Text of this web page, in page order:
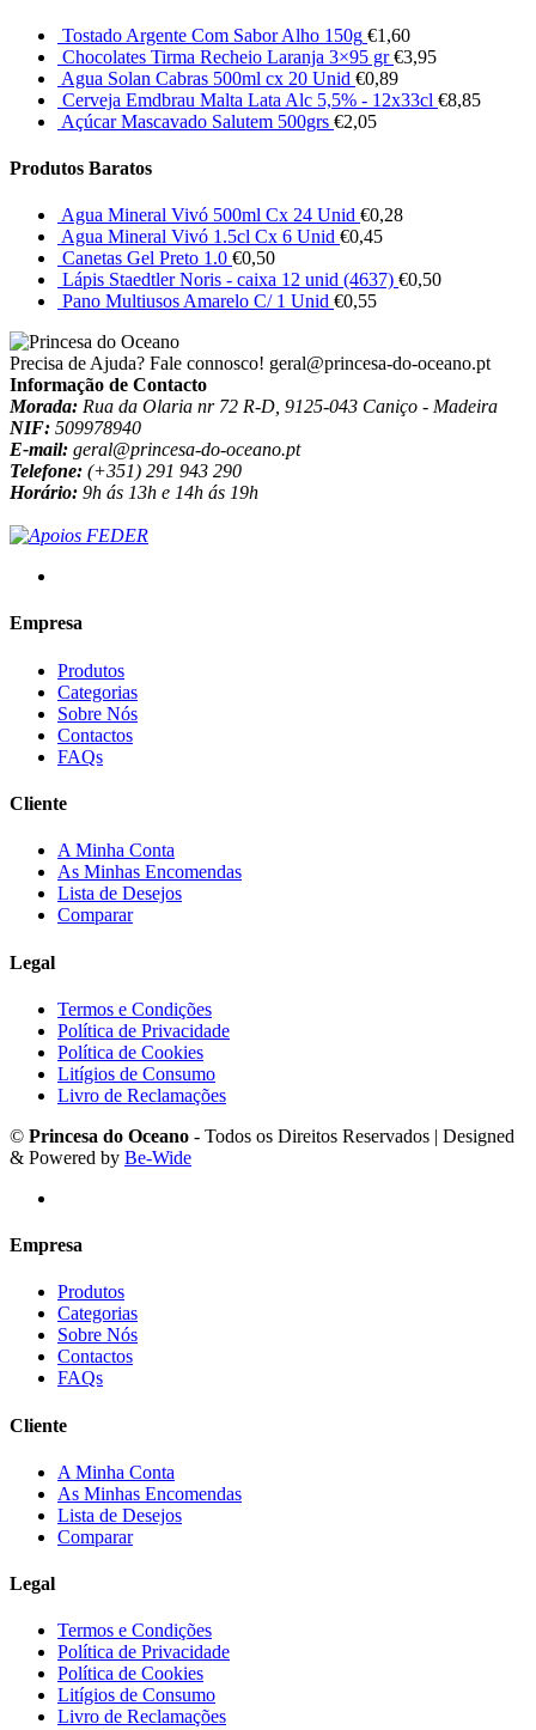
Tostado Argente Com Sabor Alho 150g €1,60
Chocolates Tirma Recheio Laranja 3×95 gr €3,95
Agua Solan Cabras 500ml cx 20 Unid €0,89
Cerveja Emdbrau Malta Lata Alc 5,5% - 12x33cl €8,85
Açúcar Mascavado Salutem 500grs €2,05
Produtos Baratos
Agua Mineral Vivó 500ml Cx 24 Unid €0,28
Agua Mineral Vivó 1.5cl Cx 6 Unid €0,45
Canetas Gel Preto 1.0 €0,50
Lápis Staedtler Noris - caixa 12 unid (4637) €0,50
Pano Multiusos Amarelo C/ 1 Unid €0,55
Precisa de Ajuda? Fale connosco! geral@princesa-do-oceano.pt
Informação de Contacto
Morada: Rua da Olaria nr 72 R-D, 9125-043 Caniço - Madeira
NIF: 509978940
E-mail: geral@princesa-do-oceano.pt
Telefone: (+351) 291 943 290
Horário: 9h ás 13h e 14h ás 19h
Empresa
Produtos
Categorias
Sobre Nós
Contactos
FAQs
Cliente
A Minha Conta
As Minhas Encomendas
Lista de Desejos
Comparar
Legal
Termos e Condições
Política de Privacidade
Política de Cookies
Litígios de Consumo
Livro de Reclamações
© Princesa do Oceano - Todos os Direitos Reservados | Designed
& Powered by Be-Wide
Empresa
Produtos
Categorias
Sobre Nós
Contactos
FAQs
Cliente
A Minha Conta
As Minhas Encomendas
Lista de Desejos
Comparar
Legal
Termos e Condições
Política de Privacidade
Política de Cookies
Litígios de Consumo
Livro de Reclamações